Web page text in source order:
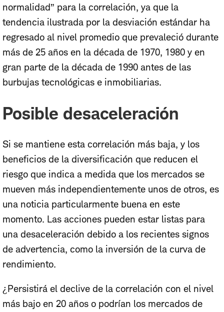
normalidad” para la correlación, ya que la
tendencia ilustrada por la desviación estándar ha
regresado al nivel promedio que prevaleció durante
más de 25 años en la década de 1970, 1980 y en
gran parte de la década de 1990 antes de las
burbujas tecnológicas e inmobiliarias.
Posible desaceleración
Si se mantiene esta correlación más baja, y los
beneficios de la diversificación que reducen el
riesgo que indica a medida que los mercados se
mueven más independientemente unos de otros, es
una noticia particularmente buena en este
momento. Las acciones pueden estar listas para
una desaceleración debido a los recientes signos
de advertencia, como la inversión de la curva de
rendimiento.
¿Persistirá el declive de la correlación con el nivel
más bajo en 20 años o podrían los mercados de